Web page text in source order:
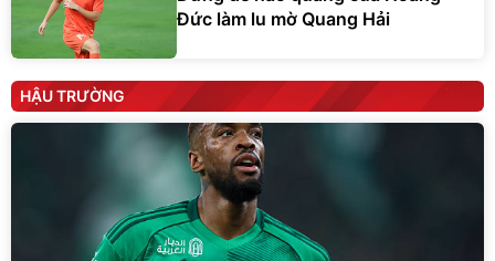
Đức làm lu mờ Quang Hải
HẬU TRƯỜNG